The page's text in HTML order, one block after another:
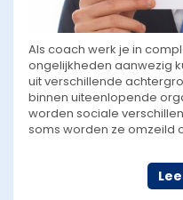
Als coach werk je in
ongelijkheden aanwezig
uit verschillende
binnen uiteenlopende
worden sociale
soms worden ze omzeild